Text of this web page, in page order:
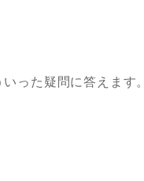
った疑問に答えます。